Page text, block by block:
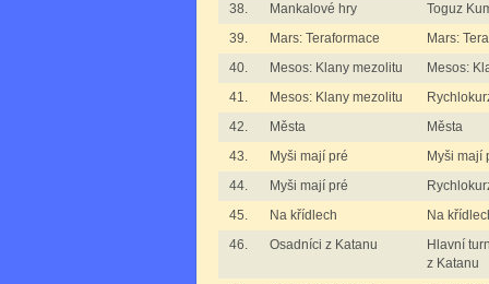
38.
Mankalové hry
Toguz
39.
Mars: Teraformace
Mars:
40.
Mesos: Klany mezolitu
Mesos:
41.
Mesos: Klany mezolitu
42.
Města
Města
43.
Myši mají pré
Myši mají
44.
Myši mají pré
45.
Na křídlech
Na
46.
Osadníci z Katanu
Hlavní
z Katanu